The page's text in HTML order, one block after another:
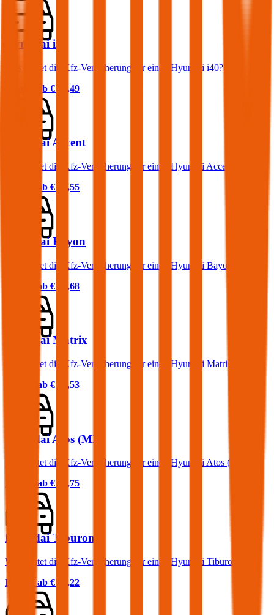
Hyundai i40
Was kostet die Kfz-Versicherung für einen Hyundai i40?
Prämie ab € 70,49
Hyundai Accent
Was kostet die Kfz-Versicherung für einen Hyundai Accent?
Prämie ab € 54,55
Hyundai Bayon
Was kostet die Kfz-Versicherung für einen Hyundai Bayon?
Prämie ab € 40,68
Hyundai Matrix
Was kostet die Kfz-Versicherung für einen Hyundai Matrix?
Prämie ab € 57,53
Hyundai Atos (MX)
Was kostet die Kfz-Versicherung für einen Hyundai Atos (MX)?
Prämie ab € 31,75
Hyundai Tiburon
Was kostet die Kfz-Versicherung für einen Hyundai Tiburon?
Prämie ab € 58,22